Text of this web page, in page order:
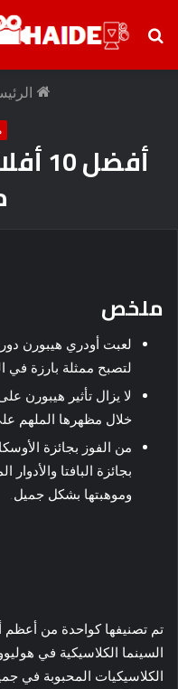
بحث
ملخص
لتصبح ممثلة بارزة في
لا يزال تأثير هيبورن
خلال مظهرها الملهم
بجائزة البافتا
وموهبتها بشكل جميل.
تم تصنيفها كواحدة من
السينما الكلاسيكية في
الكلاسيكيات المحبوبة في